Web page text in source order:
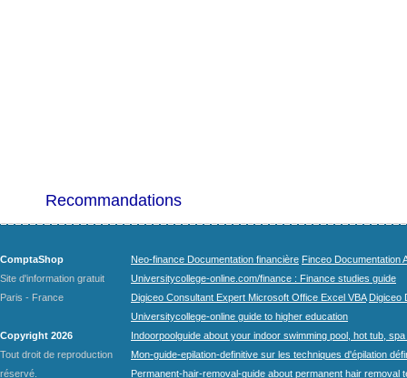
Recommandations
ComptaShop
Site d'information gratuit
Paris - France
Copyright 2026
Tout droit de reproduction
réservé.
Neo-finance Documentation financière Finceo Documentation
Universitycollege-online.com/finance : Finance studies guide
Digiceo Consultant Expert Microsoft Office Excel VBA Digiceo
Universitycollege-online guide to higher education
Indoorpoolguide about your indoor swimming pool, hot tub,
Mon-guide-epilation-definitive sur les techniques d'épilation
Permanent-hair-removal-guide about permanent hair removal